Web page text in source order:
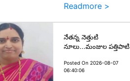
Readmore >
నేతన్న నెత్తుటి
నూలు...మంజుల పత్తిపాటి
Posted On 2026-08-07
06:40:06